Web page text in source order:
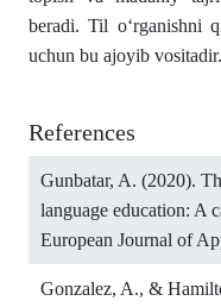
beradi. Til o‘rganishni
uchun bu ajoyib vositadir.
References
Gunbatar, A. (2020).
language education: A
European Journal of
Gonzalez, A., &